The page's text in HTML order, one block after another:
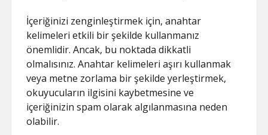
İçeriğinizi zenginleştirmek için, anahtar
kelimeleri etkili bir şekilde kullanmanız
önemlidir. Ancak, bu noktada dikkatli
olmalısınız. Anahtar kelimeleri aşırı kullanmak
veya metne zorlama bir şekilde yerleştirmek,
okuyucuların ilgisini kaybetmesine ve
içeriğinizin spam olarak algılanmasına neden
olabilir.